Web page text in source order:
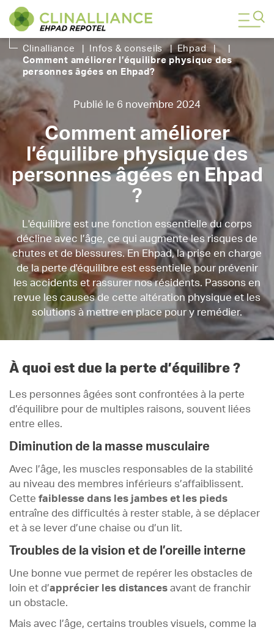
Clinalliance Infos & conseils | Ehpad
Comment améliorer l’équilibre physique des
personnes âgées en Ehpad ?
Publié le 6 novembre 2024
Comment améliorer
l’équilibre physique des
personnes âgées en Ehpad
?
L'équilibre est une fonction essentielle du corps
décline avec l’âge, ce qui augmente les risques de
chutes et de blessures. En Ehpad, la prise en charge
de la perte d'équilibre est essentielle pour prévenir
les accidents et rassurer nos résidents. Passons en
revue les causes de cette altération physique et les
solutions à mettre en place pour y remédier.
À quoi est due la perte d’équilibre ?
Les personnes âgées sont confrontées à la perte
d’équilibre pour de multiples raisons, souvent liées
entre elles.
Diminution de la masse musculaire
Avec l’âge, les muscles responsables de la stabilité
au niveau des membres inférieurs s’affaiblissent.
Cette faiblesse dans les jambes et les pieds
entraîne des difficultés à rester stable, à se déplacer
et à se lever d’une chaise ou d’un lit.
Troubles de la vision et de l’oreille interne
Une bonne vue permet de repérer les obstacles de
loin et d’apprécier les distances avant de franchir
un obstacle.
Mais avec l’âge, certains troubles visuels, comme la